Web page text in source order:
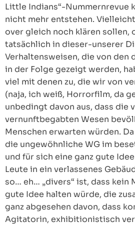
Little Indians“-Nummernrevue
nicht mehr entstehen.
over gleich noch klären sollen,
tatsächlich in dieser-unserer
Verhaltensweisen, die von den
in der Folge gezeigt werden,
viel mit denen zu, die wir von
(naja, ich weiß, Horrorfilm, da
unbedingt davon aus, dass die
vernunftbegabten Wesen
Menschen erwarten würden.
die ungewöhnliche WG im
und für sich eine ganz gute
Leute in ein verlassenes
so… eh… „divers“ ist, dass kein
gute Idee halten würde, die
ganz abgesehen davon, dass
Agitatorin, exhibitionistisch